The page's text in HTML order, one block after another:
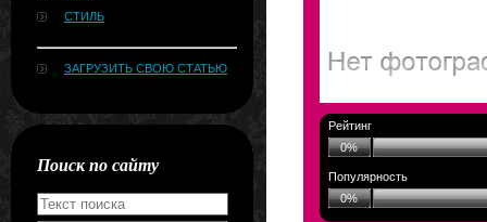
СТИЛЬ
ЗАГРУЗИТЬ СВОЮ СТАТЬЮ
Поиск по сайту
Рейтинг
0%
Популярность
0%